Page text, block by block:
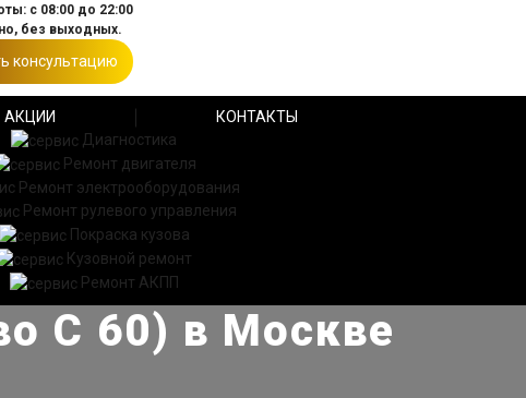
с 08:00 до 22:00
без выходных.
консультацию
АКЦИИ
КОНТАКТЫ
Диагностика
Ремонт двигателя
Ремонт электрооборудования
Ремонт рулевого управления
Покраска кузова
Кузовной ремонт
Ремонт АКПП
С 60) в Москве